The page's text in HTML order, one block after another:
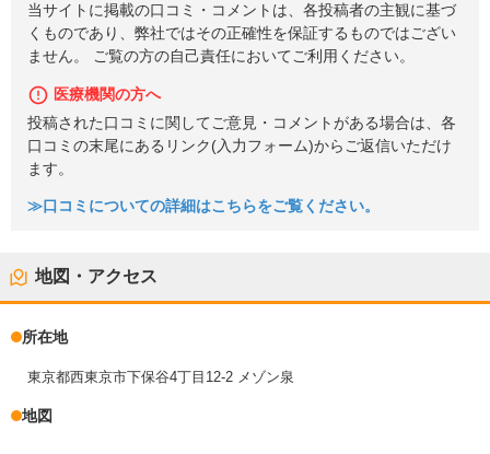
当サイトに掲載の口コミ・コメントは、各投稿者の主観に基づ
くものであり、弊社ではその正確性を保証するものではござい
ません。 ご覧の方の自己責任においてご利用ください。
医療機関の方へ
投稿された口コミに関してご意見・コメントがある場合は、各
口コミの末尾にあるリンク(入力フォーム)からご返信いただけ
ます。
≫口コミについての詳細はこちらをご覧ください。
地図・アクセス
所在地
東京都西東京市下保谷4丁目12-2 メゾン泉
地図